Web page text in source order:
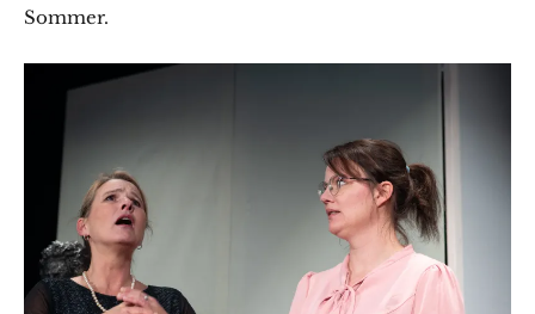
Sommer.